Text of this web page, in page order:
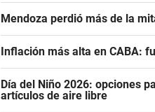
Mendoza perdió más de la
Inflación más alta en CABA:
Día del Niño 2026: opciones
artículos de aire libre